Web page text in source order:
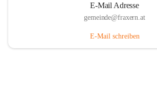
E-Mail Adresse
gemeinde@fraxern.at
E-Mail schreiben